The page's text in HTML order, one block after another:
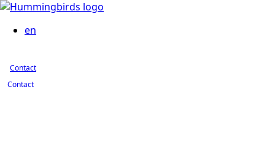
en
Contact
Contact
Contact